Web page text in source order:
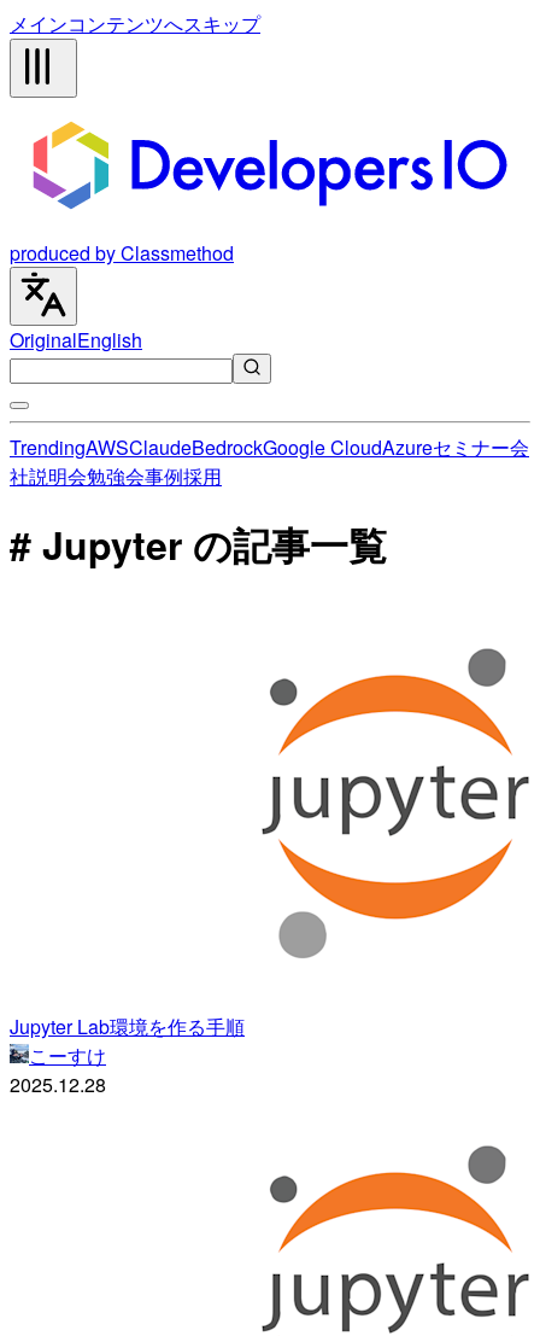
メインコンテンツへスキップ
produced by Classmethod
OriginalEnglish
TrendingAWSClaudeBedrockGoogle CloudAzureセミナー会
社説明会勉強会事例採用
# Jupyter の記事一覧
Jupyter Lab環境を作る手順
こーすけ
2025.12.28